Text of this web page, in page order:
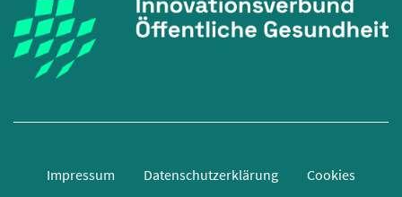
Impressum Datenschutzerklärung Cookies